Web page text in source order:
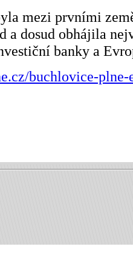
mezi prvními
a dosud obhájila
banky a
buchlovice-plne-